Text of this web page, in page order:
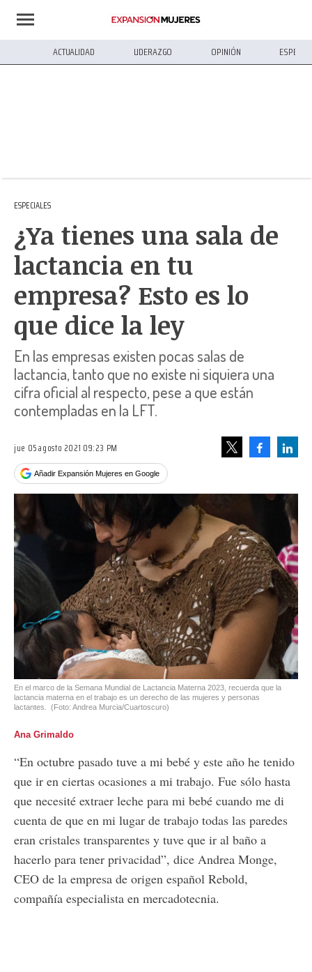
ACTUALIDAD LIDERAZGO OPINIÓN
ESPECIALES
¿Ya tienes una sala de
lactancia en tu
empresa? Esto es lo
que dice la ley
En las empresas existen pocas salas de
lactancia, tanto que no existe ni siquiera una
cifra oficial al respecto, pese a que están
contempladas en la LFT.
jue 05 agosto 2021 09:23 PM
Añadir Expansión Mujeres en Google
Facebook
En el marco de la Semana Mundial de Lactancia Materna 2023, recuerda que la
lactancia materna en el trabajo es un derecho de las mujeres y personas
lactantes.
(Foto: Andrea Murcia/Cuartoscuro)
Ana Grimaldo
“En octubre pasado tuve a mi bebé y este año he tenido
que ir en ciertas ocasiones a mi trabajo. Fue sólo hasta
que necesité extraer leche para mi bebé cuando me di
cuenta de que en mi lugar de trabajo todas las paredes
eran cristales transparentes y tuve que ir al baño a
hacerlo para tener privacidad”, dice Andrea Monge,
CEO de la empresa de origen español Rebold,
compañía especialista en mercadotecnia.